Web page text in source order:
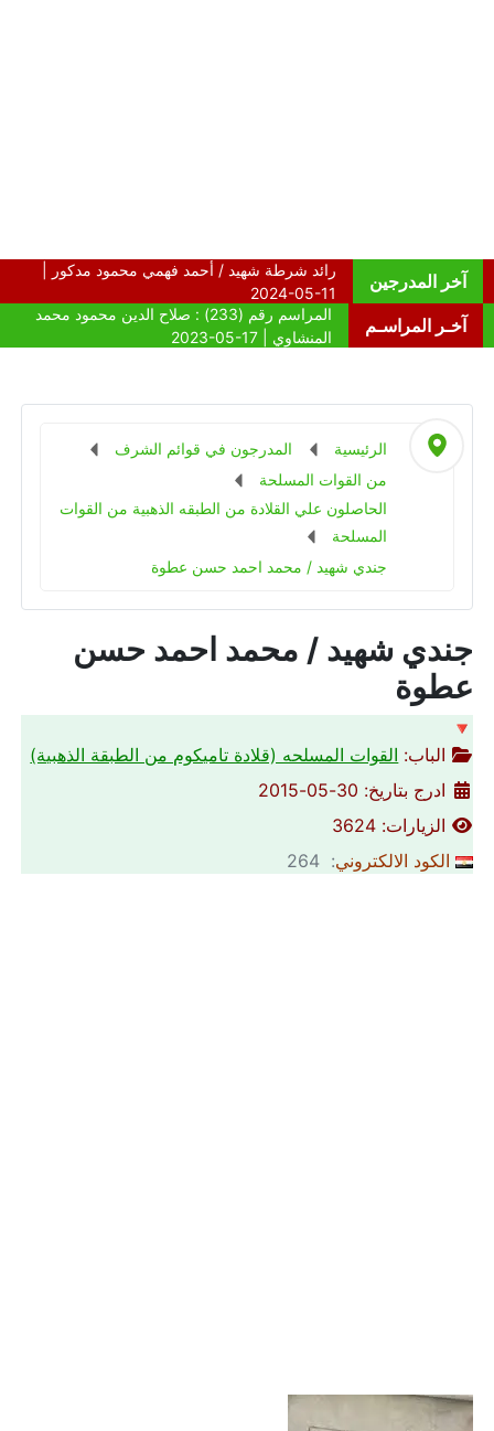
آخر المدرجين
آخـر المراسـم
الرئيسية
المدرجون في قوائم الشرف
من القوات المسلحة
الحاصلون علي القلادة من الطبقه الذهبية من القوات
المسلحة
جندي شهيد / محمد احمد حسن عطوة
جندي شهيد / محمد احمد حسن
عطوة
🔻
الباب: القوات المسلحه (قلادة تاميكوم من الطبقة الذهبية)
ادرج بتاريخ: 30-05-2015
الزيارات: 3624
الكود الالكتروني: 264